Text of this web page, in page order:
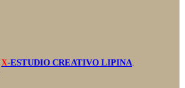
X-ESTUDIO CREATIVO LIPINA.